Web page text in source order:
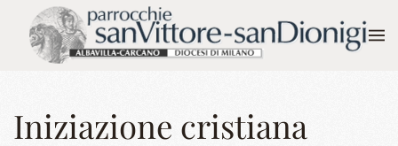
Skip to main content
Iniziazione cristiana